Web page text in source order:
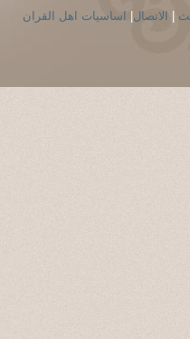
الاتصال اساسيات اهل القران